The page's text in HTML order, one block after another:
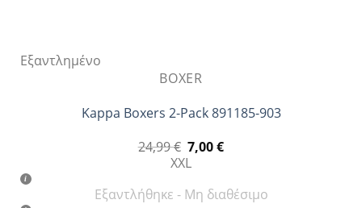
Εξαντλημένο
BOXER
Kappa Boxers 2-Pack 891185-903
24,99€ Original
price
was:
24,99 €.
7,00€Η
είναι:
7,00 €.
XXL
Εξαντλήθηκε - Μη διαθέσιμο